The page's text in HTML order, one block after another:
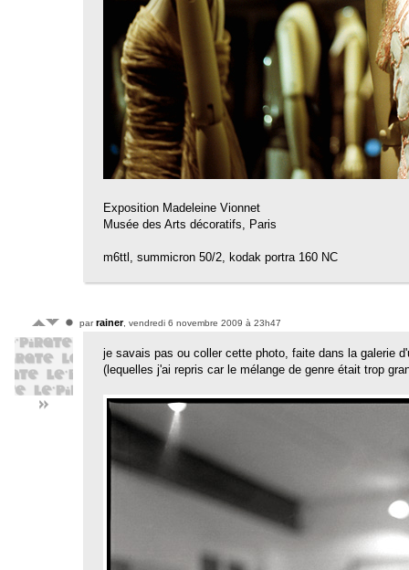
Exposition Madeleine Vionnet
Musée des Arts décoratifs, Paris
m6ttl, summicron 50/2, kodak portra 160 NC
parrainer, vendredi 6 novembre 2009 à 23h47
je savais pas ou coller cette photo, faite dans la galerie
(lequelles j'ai repris car le mélange de genre était trop